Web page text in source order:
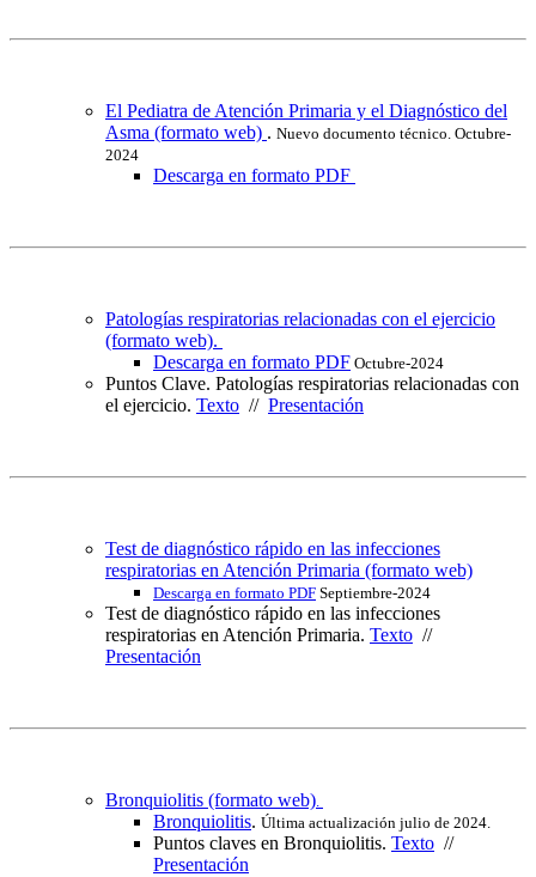
El Pediatra de Atención Primaria y el Diagnóstico del
Asma (formato web) . Nuevo documento técnico. Octubre-
2024
Descarga en formato PDF
Patologías respiratorias relacionadas con el ejercicio
(formato web).
Descarga en formato PDF Octubre-2024
Puntos Clave. Patologías respiratorias relacionadas con
el ejercicio. Texto // Presentación
Test de diagnóstico rápido en las infecciones
respiratorias en Atención Primaria (formato web)
Descarga en formato PDF Septiembre-2024
Test de diagnóstico rápido en las infecciones
respiratorias en Atención Primaria. Texto //
Presentación
Bronquiolitis (formato web)
Bronquiolitis. Última actualización julio de 2024.
Puntos claves en Bronquiolitis. Texto //
Presentación